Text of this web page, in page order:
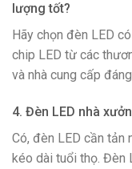
lượng tốt?
Hãy chọn đèn LED
chip LED từ các
và nhà cung cấp
4. Đèn LED nhà
Có, đèn LED cần
kéo dài tuổi thọ. Đèn